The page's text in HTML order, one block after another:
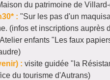
du patrimoine de
: "Sur les pas d'un
(infos et inscriptions auprès
Atelier enfants "Les faux
)
: visite guidée "la
du tourisme d'Autrans)